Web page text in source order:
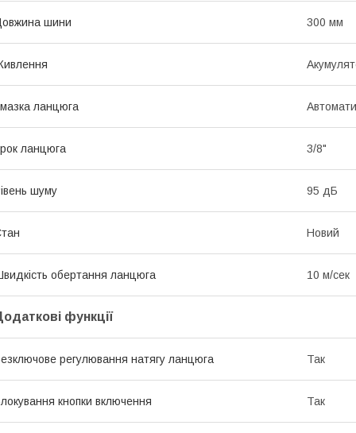
шини 300 мм
ланцюга
ланцюга 3/8"
шуму 95 дБ
Новий
обертання ланцюга 10 м/сек
функції
регулювання натягу ланцюга Так
кнопки включення Так